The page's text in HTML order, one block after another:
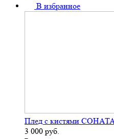
В избранное
Плед с кистями
3 000 руб.